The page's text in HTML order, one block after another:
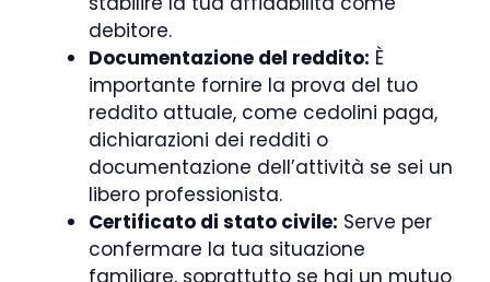
debitore.
Documentazione del reddito: È
importante fornire la prova del tuo
reddito attuale, come cedolini paga,
dichiarazioni dei redditi o
documentazione dell’attività se sei un
libero professionista.
Certificato di stato civile: Serve per
confermare la tua situazione
familiare, soprattutto se hai un mutuo